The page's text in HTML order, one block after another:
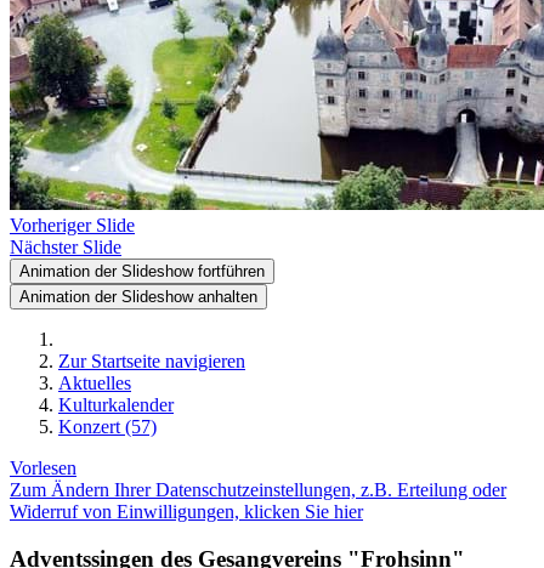
Vorheriger Slide
Nächster Slide
Animation der Slideshow fortführen
Animation der Slideshow anhalten
Zur Startseite navigieren
Aktuelles
Kulturkalender
Konzert (57)
Vorlesen
Zum Ändern Ihrer Datenschutzeinstellungen, z.B. Erteilung oder
Widerruf von Einwilligungen, klicken Sie hier
Adventssingen des Gesangvereins "Frohsinn"